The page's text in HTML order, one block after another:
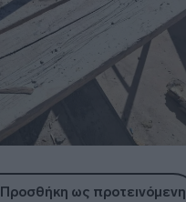
Προσθήκη ως προτεινόμενη